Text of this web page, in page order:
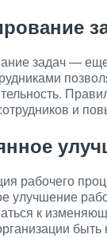
задач —
и
рабочего
улучшение
к